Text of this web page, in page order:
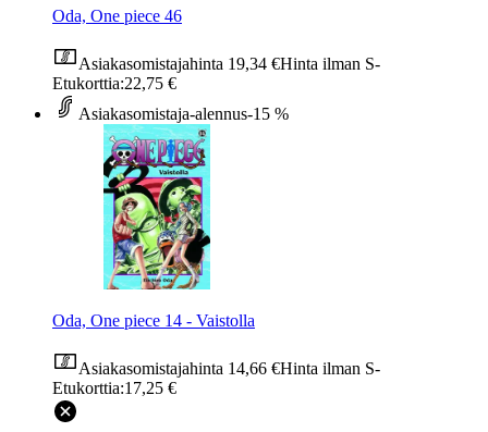
Oda, One piece 46
Asiakasomistajahinta 19,34 €Hinta ilman S-
Etukorttia:22,75 €
Asiakasomistaja-alennus-15 %
Oda, One piece 14 - Vaistolla
Asiakasomistajahinta 14,66 €Hinta ilman S-
Etukorttia:17,25 €